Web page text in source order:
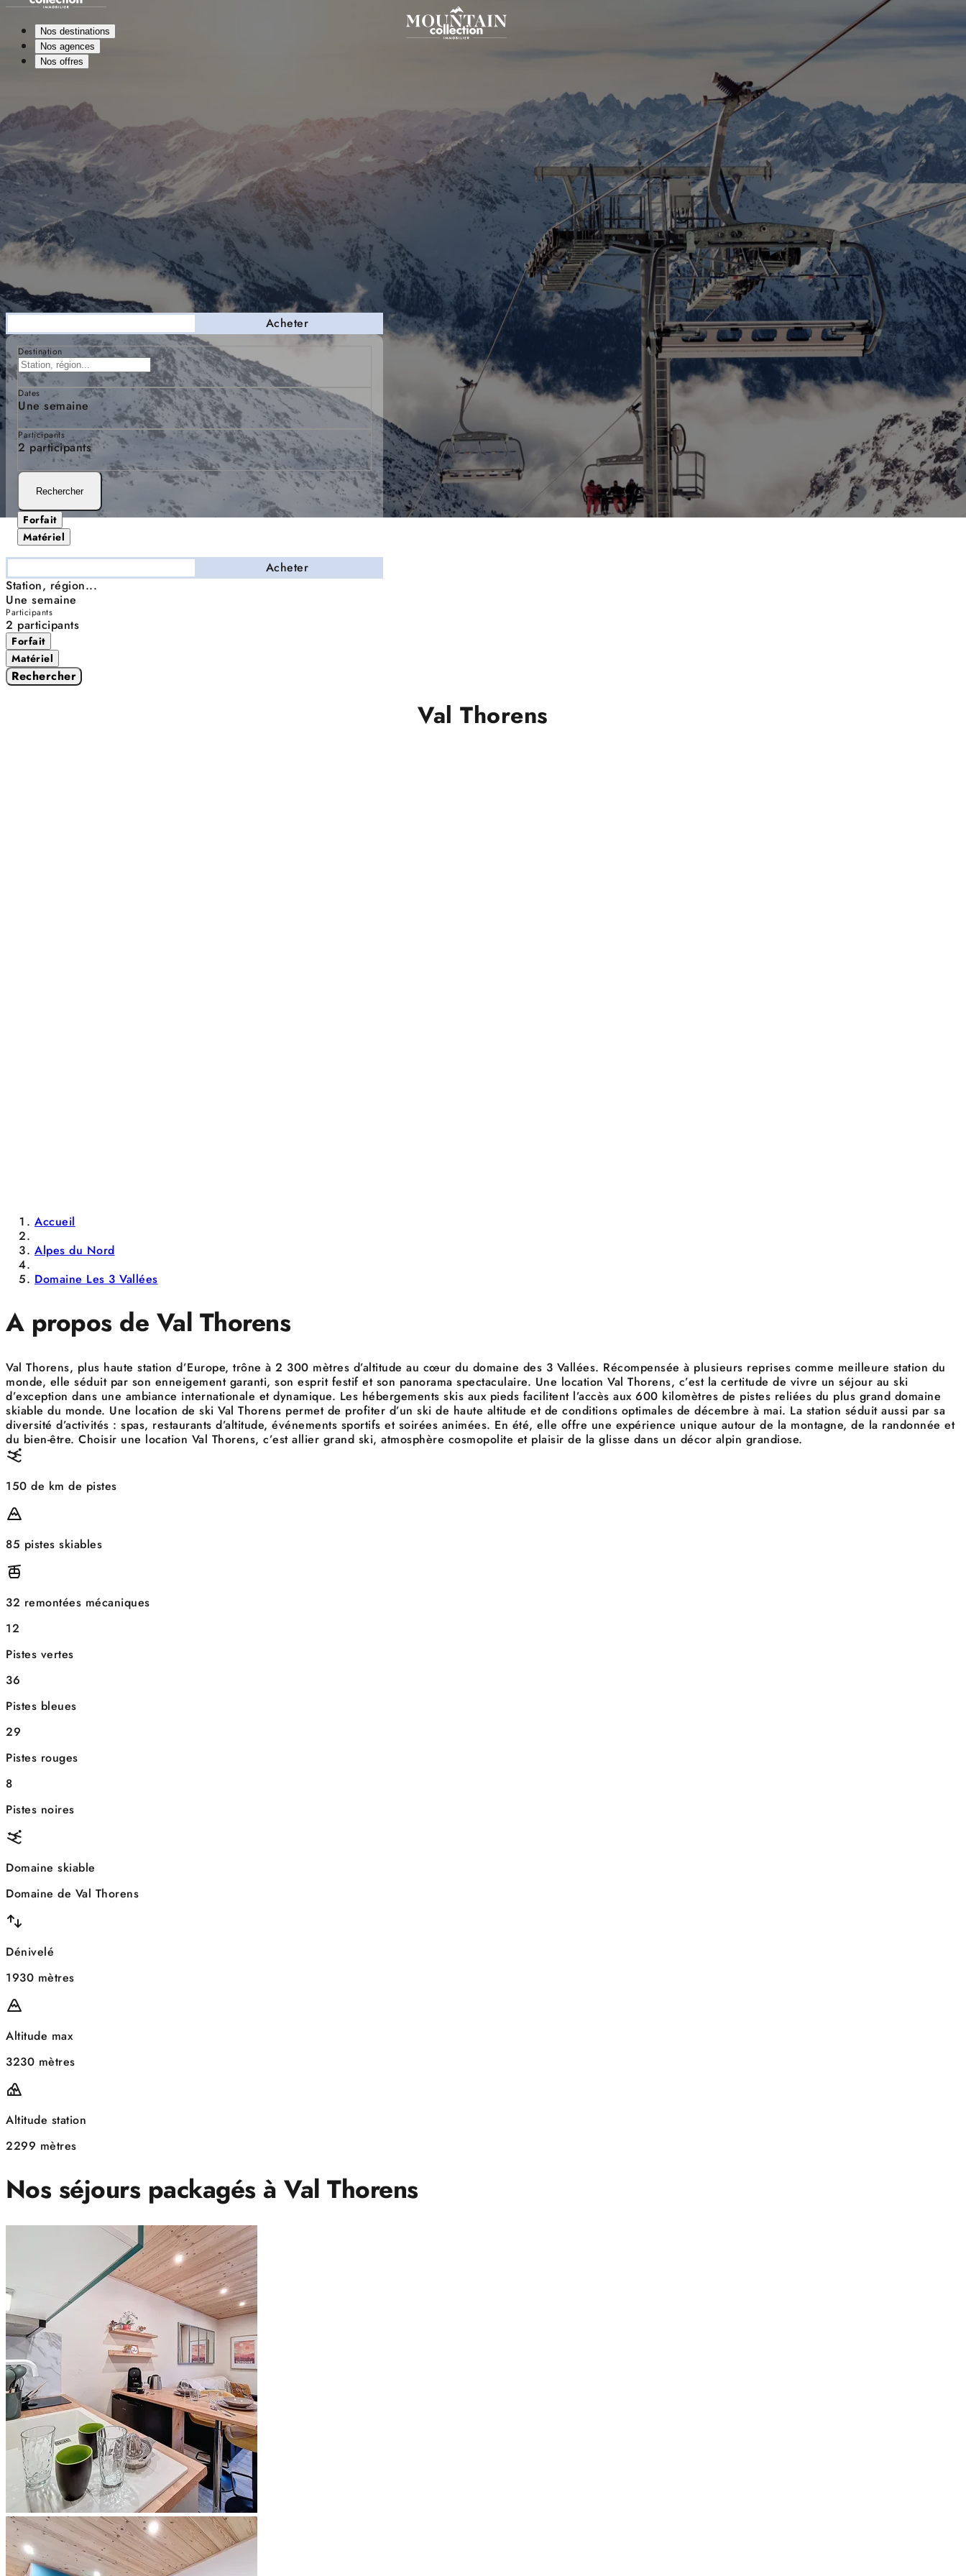
Acheter
Destination
Dates
Une semaine
Participants
2 participants
Rechercher
Forfait
Matériel
Acheter
Station, région...
Une semaine
Participants
2 participants
Forfait
Matériel
Rechercher
Nos destinations
Nos agences
Nos offres
Val Thorens
Accueil
Alpes du Nord
Domaine Les 3 Vallées
A propos de Val Thorens
Val Thorens, plus haute station d’Europe, trône à 2 300 mètres d’altitude au cœur du domaine des 3 Vallées. Récompensée à plusieurs reprises comme meilleure station du
monde, elle séduit par son enneigement garanti, son esprit festif et son panorama spectaculaire. Une location Val Thorens, c’est la certitude de vivre un séjour au ski
d’exception dans une ambiance internationale et dynamique. Les hébergements skis aux pieds facilitent l’accès aux 600 kilomètres de pistes reliées du plus grand domaine
skiable du monde. Une location de ski Val Thorens permet de profiter d’un ski de haute altitude et de conditions optimales de décembre à mai. La station séduit aussi par sa
diversité d’activités : spas, restaurants d’altitude, événements sportifs et soirées animées. En été, elle offre une expérience unique autour de la montagne, de la randonnée et
du bien-être. Choisir une location Val Thorens, c’est allier grand ski, atmosphère cosmopolite et plaisir de la glisse dans un décor alpin grandiose.
150 de km de pistes
85 pistes skiables
32 remontées mécaniques
12
Pistes vertes
36
Pistes bleues
29
Pistes rouges
8
Pistes noires
Domaine skiable
Domaine de Val Thorens
Dénivelé
1930 mètres
Altitude max
3230 mètres
Altitude station
2299 mètres
Nos séjours packagés à Val Thorens